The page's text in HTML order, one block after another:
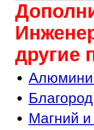
другие
Магний